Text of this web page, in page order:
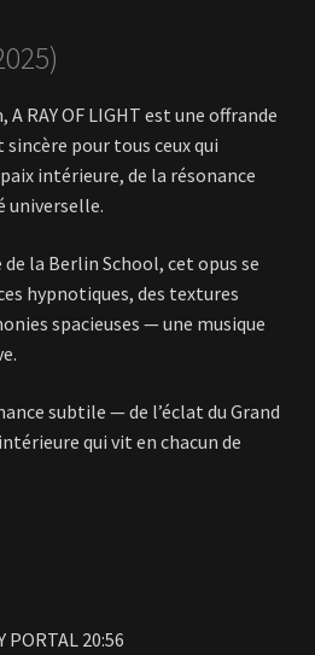
RAY OF LIGHT est une offrande
pour tous ceux qui
intérieure, de la résonance
universelle.
la Berlin School, cet opus se
hypnotiques, des textures
spacieuses — une musique
subtile — de l’éclat du Grand
qui vit en chacun de
PORTAL 20:56